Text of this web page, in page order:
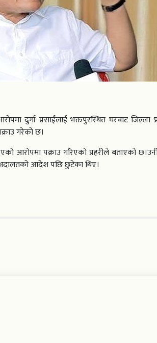
दुर्गा प्रसाईंलाई भक्तपुरस्थित घरबाट जिल्ला
गरेको छ।
आरोपमा पक्राउ गरिएको प्रहरीले बताएको
आदेश पछि छुटेका थिए।